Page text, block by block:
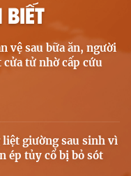
BIẾT
vệ sau bữa ăn, người
cửa tử nhờ cấp cứu
liệt giường sau sinh vì
ép tủy cổ bị bỏ sót